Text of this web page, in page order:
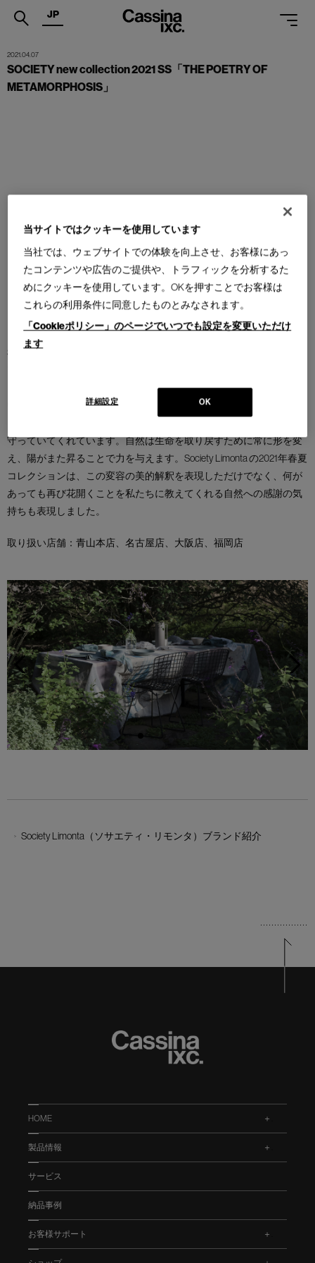
.
PRODUCTS
SUPPORT
SHOPS
CATALOGUES
PROFESSIONAL
お問合せ
JP
2021.04.07
SOCIETY new collection 2021 SS「THE POETRY OF
METAMORPHOSIS」
Society Limonta 2021年春夏コレクションは、自然に感謝しインスパイ
さに気づいた私たちは、窓から差し込む日光やかつて見過ごされて
いた時間のニュアンス、心地の良い静寂に身をゆだねています。そ
守っていてくれています。自然は生命を取り戻すために常に形を変
え、陽がまた昇ることで力を与えます。Society Limonta の2021年春夏
コレクションは、この変容の美的解釈を表現しただけでなく、何が
あっても再び花開くことを私たちに教えてくれる自然への感謝の気
持ちも表現しました。
取り扱い店舗： 青山本店 名古屋店 大阪店 福岡店
Society Limonta（ソサエティ・リモンタ）ブランド紹介
HOME
製品情報
サービス
納品事例
お客様サポート
当サイトではクッキーを使用しています
当社では、ウェブサイトでの体験を向上させ、お客様にあっ
たコンテンツや広告のご提供や、トラフィックを分析するた
めにクッキーを使用しています。OKを押すことでお客様は
これらの利用条件に同意したものとみなされます。
「Cookieポリシー」のページでいつでも設定を変更いただけ
ます
OK
詳細設定